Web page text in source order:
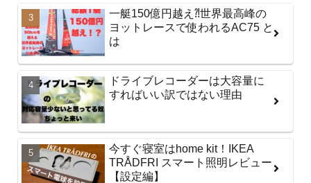
一艇150億円越え⁈世界最高峰の
ヨットレースで使われるAC75 と
は
ドライブレコーダーは大容量に
すればいい訳ではない理由
今すぐ寝室はhome kit！IKEA
TRÅDFRI スマート照明レビュー
【設定編】